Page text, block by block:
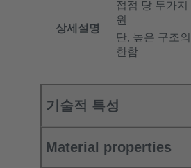
상세설명
접점 당 두가지
원
단, 높은 구조
한함
기술적 특성
Material properties